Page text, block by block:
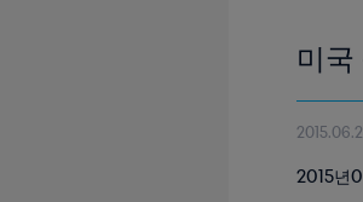
미
2015년